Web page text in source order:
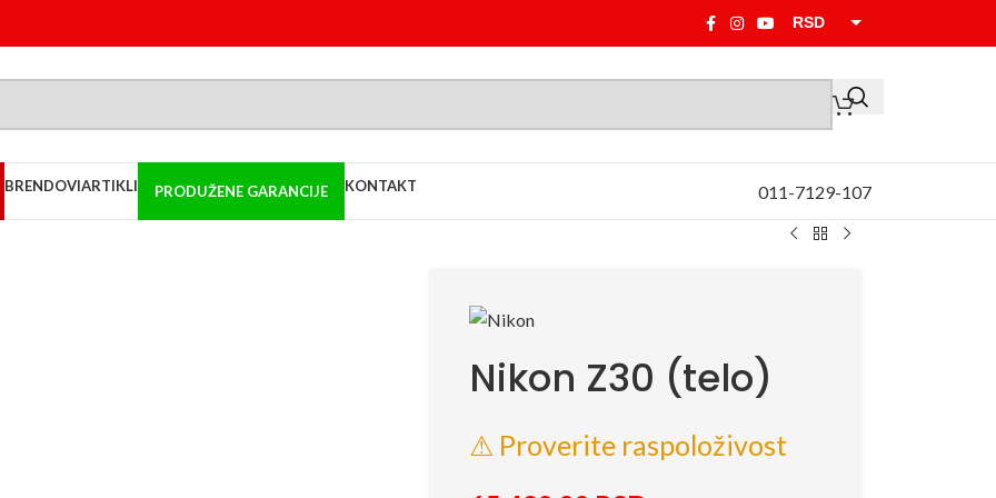
RSD
BRENDOVIARTIKLI PRODUŽENE GARANCIJE KONTAKT 011-7129-107
Nikon Z30 (telo)
⚠ Proverite raspoloživost